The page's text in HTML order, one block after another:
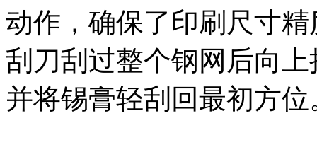
动作，确保了印刷尺寸
刮刀刮过整个钢网后向
并将锡膏轻刮回最初方位